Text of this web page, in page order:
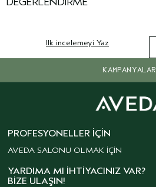
Ilk incelemeyi Yaz
KAMPANYALAR
PROFESYONELLER İÇIN
AVEDA SALONU OLMAK İÇİN
YARDIMA MI İHTIYACINIZ VAR?
BIZE ULAŞIN!